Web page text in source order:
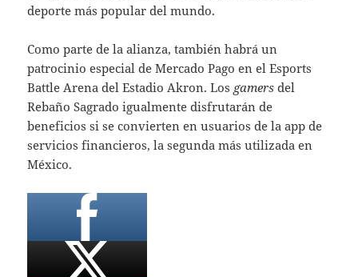
deporte más popular del mundo.
Como parte de la alianza, también habrá un
patrocinio especial de Mercado Pago en el Esports
Battle Arena del Estadio Akron. Los gamers del
Rebaño Sagrado igualmente disfrutarán de
beneficios si se convierten en usuarios de la app de
servicios financieros, la segunda más utilizada en
México.